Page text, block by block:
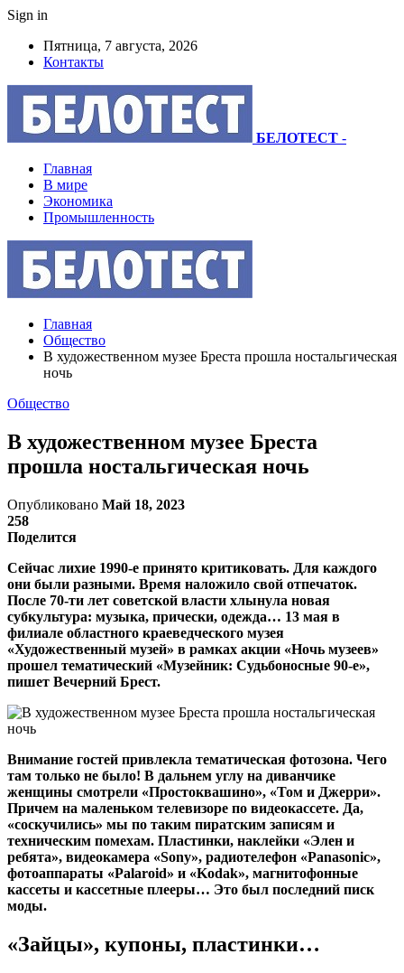
Sign in
Пятница, 7 августа, 2026
Контакты
БЕЛОТЕСТ -
Главная
В мире
Экономика
Промышленность
Главная
Общество
В художественном музее Бреста прошла ностальгическая
ночь
Общество
В художественном музее Бреста
прошла ностальгическая ночь
Опубликовано Май 18, 2023
258
Поделится
Сейчас лихие 1990-е принято критиковать. Для каждого
они были разными. Время наложило свой отпечаток.
После 70-ти лет советской власти хлынула новая
субкультура: музыка, прически, одежда… 13 мая в
филиале областного краеведческого музея
«Художественный музей» в рамках акции «Ночь музеев»
прошел тематический «Музейник: Судьбоносные 90-е»,
пишет Вечерний Брест.
Внимание гостей привлекла тематическая фотозона. Чего
там только не было! В дальнем углу на диванчике
женщины смотрели «Простоквашино», «Том и Джерри».
Причем на маленьком телевизоре по видеокассете. Да,
«соскучились» мы по таким пиратским записям и
техническим помехам. Пластинки, наклейки «Элен и
ребята», видеокамера «Sony», радиотелефон «Panasonic»,
фотоаппараты «Palaroid» и «Kodak», магнитофонные
кассеты и кассетные плееры… Это был последний писк
моды.
«Зайцы», купоны, пластинки…